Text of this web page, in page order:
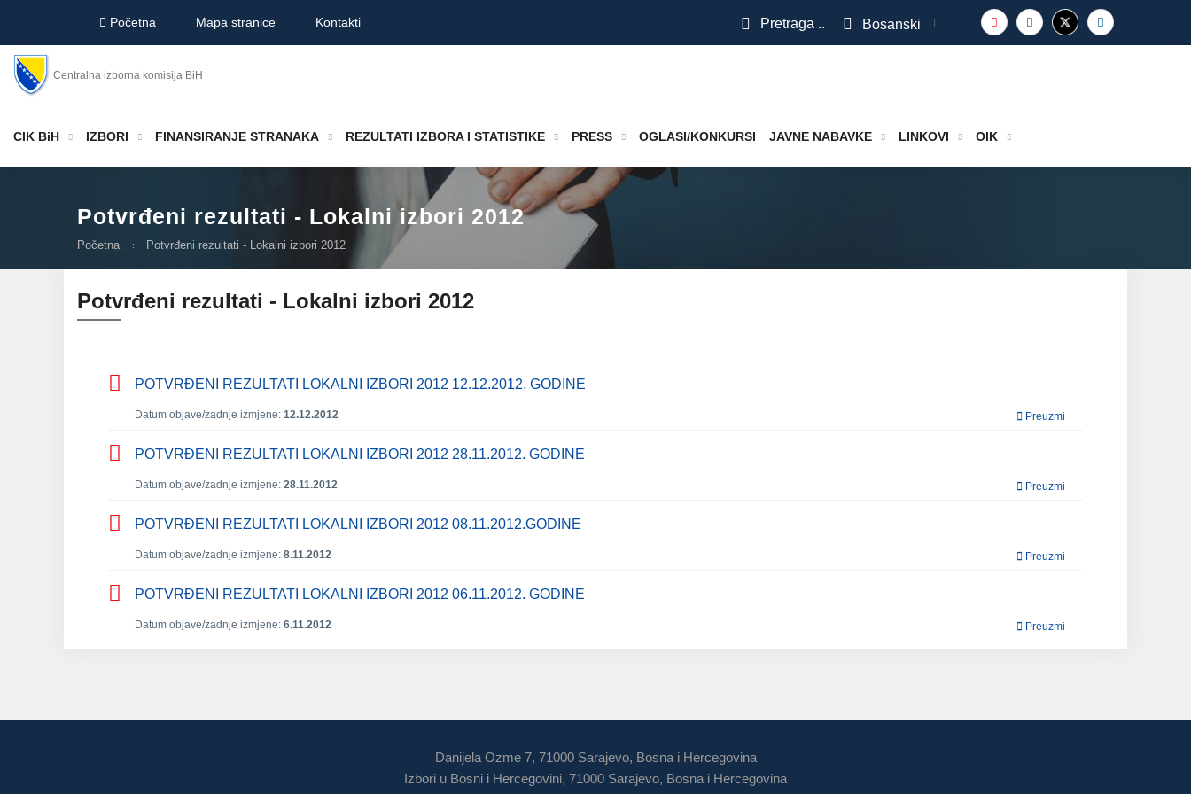
Početna Mapa stranice Kontakti Pretraga .. Bosanski
Centralna izborna komisija BiH
CIK BiH IZBORI FINANSIRANJE STRANAKA REZULTATI IZBORA I STATISTIKE PRESS OGLASI/KONKURSI JAVNE NABAVKE LINKOVI OIK
Potvrđeni rezultati - Lokalni izbori 2012
Početna Potvrđeni rezultati - Lokalni izbori 2012
Potvrđeni rezultati - Lokalni izbori 2012
POTVRĐENI REZULTATI LOKALNI IZBORI 2012 12.12.2012. GODINE
Datum objave/zadnje izmjene: 12.12.2012 Preuzmi
POTVRĐENI REZULTATI LOKALNI IZBORI 2012 28.11.2012. GODINE
Datum objave/zadnje izmjene: 28.11.2012 Preuzmi
POTVRĐENI REZULTATI LOKALNI IZBORI 2012 08.11.2012.GODINE
Datum objave/zadnje izmjene: 8.11.2012 Preuzmi
POTVRĐENI REZULTATI LOKALNI IZBORI 2012 06.11.2012. GODINE
Datum objave/zadnje izmjene: 6.11.2012 Preuzmi
Danijela Ozme 7, 71000 Sarajevo, Bosna i Hercegovina
Izbori u Bosni i Hercegovini, 71000 Sarajevo, Bosna i Hercegovina